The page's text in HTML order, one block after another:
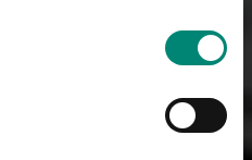
Download